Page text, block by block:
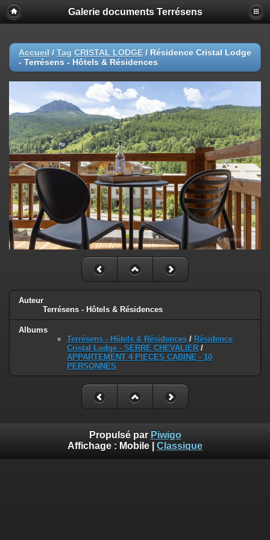
Galerie documents Terrésens
Accueil / Tag CRISTAL LODGE / Résidence Cristal Lodge
- Terrésens - Hôtels & Résidences
Auteur
Terrésens - Hôtels & Résidences
Albums
Terrésens - Hôtels & Résidences / Résidence
Cristal Lodge - SERRE CHEVALIER /
APPARTEMENT 4 PIECES CABINE - 10
PERSONNES
Propulsé par Piwigo
Affichage : Mobile Classique